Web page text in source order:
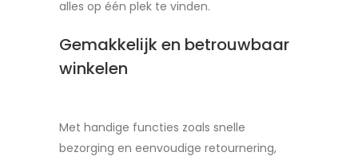
alles op één plek te vinden.
Gemakkelijk en betrouwbaar
winkelen
Met handige functies zoals snelle
bezorging en eenvoudige retournering,